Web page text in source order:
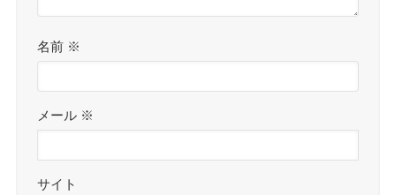
名前 ※
メール ※
サイト